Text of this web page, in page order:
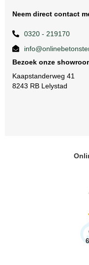
Neem direct contact
0320 - 219170
Bezoek onze
Kaapstanderweg 41
8243 RB Lelystad